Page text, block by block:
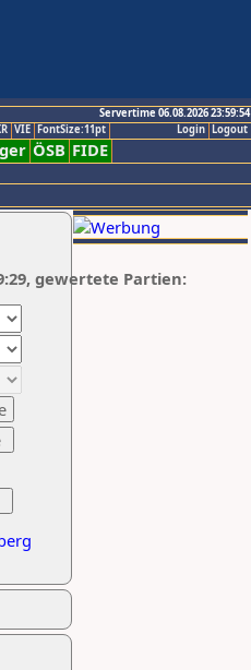
Servertime 06.08.2026 23:59:54
Logout
Login
VIE FontSize:11pt
ÖSB FIDE
gewertete Partien: